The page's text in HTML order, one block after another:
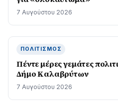
7 Αυγούστου 2026
ΠΟΛΙΤΙΣΜΌΣ
Πέντε μέρες γεμάτες
Δήμο Καλαβρύτων
7 Αυγούστου 2026